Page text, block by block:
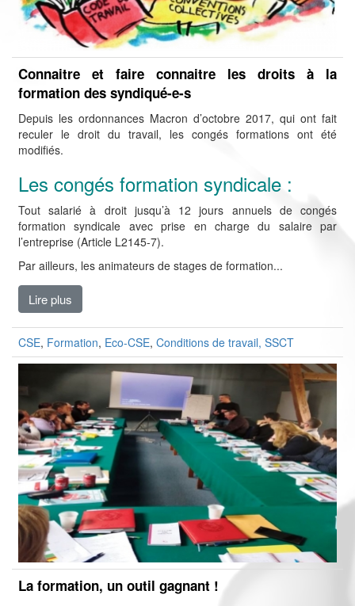
Connaitre et faire connaitre les droits à la
formation des syndiqué-e-s
Depuis les ordonnances Macron d’octobre 2017, qui ont fait
reculer le droit du travail, les congés formations ont été
modifiés.
Les congés formation syndicale :
Tout salarié à droit jusqu’à 12 jours annuels de congés
formation syndicale avec prise en charge du salaire par
l’entreprise (Article L2145-7).
Par ailleurs, les animateurs de stages de formation...
Lire plus
CSE, Formation, Eco-CSE, Conditions de travail, SSCT
La formation, un outil gagnant !